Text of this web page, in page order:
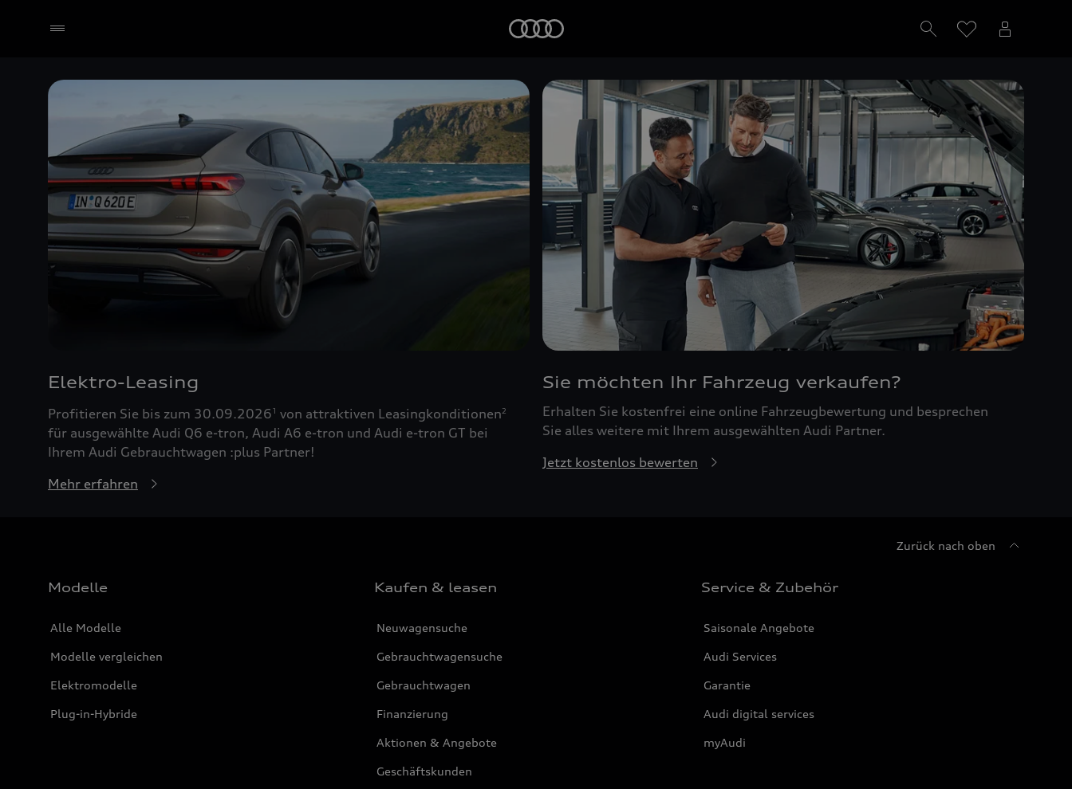
Elektro-Leasing
Profitieren Sie bis zum 30.09.20261 von attraktiven Leasingkonditionen2
für ausgewählte Audi Q6 e-tron, Audi A6 e-tron und Audi e-tron GT bei
Ihrem Audi Gebrauchtwagen :plus Partner!
Mehr erfahren
Sie möchten Ihr Fahrzeug verkaufen?
Erhalten Sie kostenfrei eine online Fahrzeugbewertung und besprechen
Sie alles weitere mit Ihrem ausgewählten Audi Partner.
Jetzt kostenlos bewerten
Zurück nach oben
Modelle
Alle Modelle
Modelle vergleichen
Elektromodelle
Plug-in-Hybride
Kaufen & leasen
Neuwagensuche
Gebrauchtwagensuche
Gebrauchtwagen
Finanzierung
Aktionen & Angebote
Geschäftskunden
Service & Zubehör
Saisonale Angebote
Audi Services
Garantie
Audi digital services
myAudi